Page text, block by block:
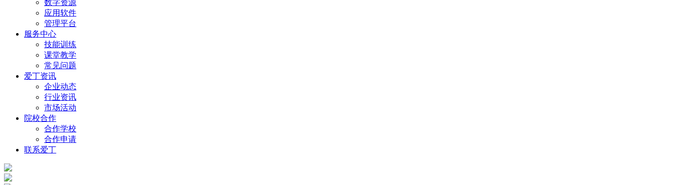
数字资源
应用软件
管理平台
服务中心
技能训练
课堂教学
常见问题
爱丁资讯
企业动态
行业资讯
市场活动
院校合作
合作学校
合作申请
联系爱丁